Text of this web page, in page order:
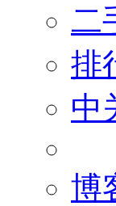
二
排
中
博